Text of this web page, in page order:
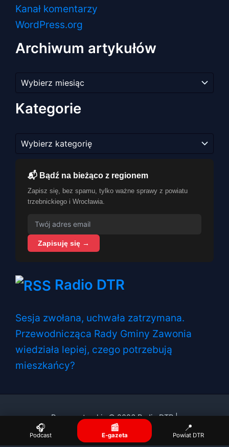
Kanał komentarzy
WordPress.org
Archiwum artykułów
artykułów
Kategorie
📬 Bądź na bieżąco z regionem
Zapisz się, bez spamu, tylko ważne sprawy z powiatu
trzebnickiego i Wrocławia.
Zapisuję się →
Radio DTR
Sesja zwołana, uchwała zatrzymana.
Przewodnicząca Rady Gminy Zawonia
wiedziała lepiej, czego potrzebują
mieszkańcy?
Prawa autorskie © 2026 Radio DTR |
🎧
Podcast
📰
E-gazeta
📍
Powiat DTR